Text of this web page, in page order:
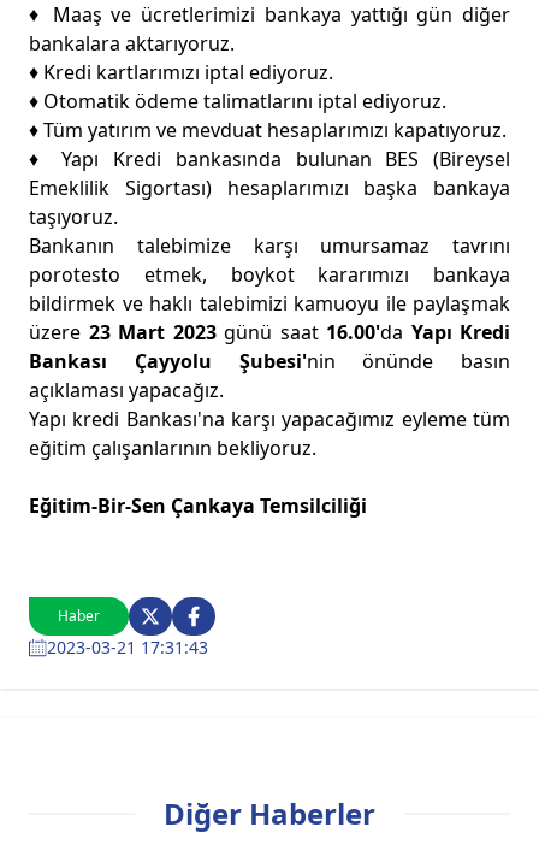
Haber
2023-03-21 17:31:43
♦️ Maaş ve ücretlerimizi bankaya yattığı gün diğer
bankalara aktarıyoruz.
♦️ Kredi kartlarımızı iptal ediyoruz.
♦️ Otomatik ödeme talimatlarını iptal ediyoruz.
♦️ Tüm yatırım ve mevduat hesaplarımızı kapatıyoruz.
♦️ Yapı Kredi bankasında bulunan BES (Bireysel
Emeklilik Sigortası) hesaplarımızı başka bankaya
taşıyoruz.
Bankanın talebimize karşı umursamaz tavrını
porotesto etmek, boykot kararımızı bankaya
bildirmek ve haklı talebimizi kamuoyu ile paylaşmak
üzere 23 Mart 2023günü saat 16.00'da Yapı Kredi
Bankası Çayyolu Şubesi'nin önünde basın
açıklaması yapacağız.
Yapı kredi Bankası'na karşı yapacağımız eyleme tüm
eğitim çalışanlarının bekliyoruz.
Eğitim-Bir-Sen Çankaya Temsilciliği
Diğer Haberler